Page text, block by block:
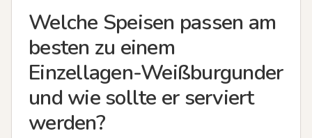
Welche Speisen passen am
besten zu einem
Einzellagen-Weißburgunder
und wie sollte er serviert
werden?